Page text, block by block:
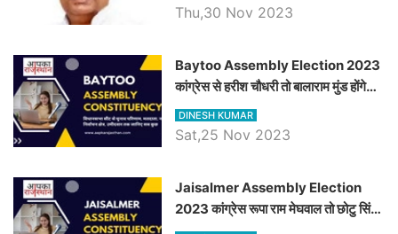
Thu,30 Nov 2023
Baytoo Assembly Election 2023
कांग्रेस से हरीश चौधरी तो बालाराम मुंड होंगे
भाजपा उम्मीदवार, जानिये बायतू विधानसभा
सीट के ताजा समीकरण
DINESH KUMAR
Sat,25 Nov 2023
​​​​​​​Jaisalmer Assembly Election
2023 कांग्रेस रूपा राम मेघवाल तो छोटु सिंह
भाटी होंगे भाजपा उम्मीदवार, जानिये जैसलमेर